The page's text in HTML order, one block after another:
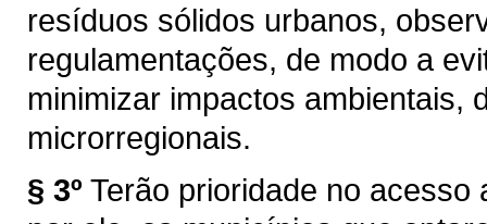
resíduos sólidos urbanos,
regulamentações, de modo a
minimizar impactos ambientais,
microrregionais.
§ 3º Terão prioridade no